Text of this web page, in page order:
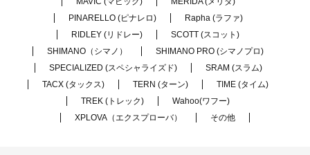
PINARELLO (ピナレロ)
Rapha (ラファ)
RIDLEY (リドレー)
SCOTT (スコット)
SHIMANO（シマノ）
SHIMANO PRO (シマノプロ)
SPECIALIZED (スペシャライズド)
SRAM (スラム)
TACX (タックス)
TERN (ターン)
TIME (タイム)
TREK (トレック)
Wahoo(ワフー)
XPLOVA（エクスプローバ）
その他